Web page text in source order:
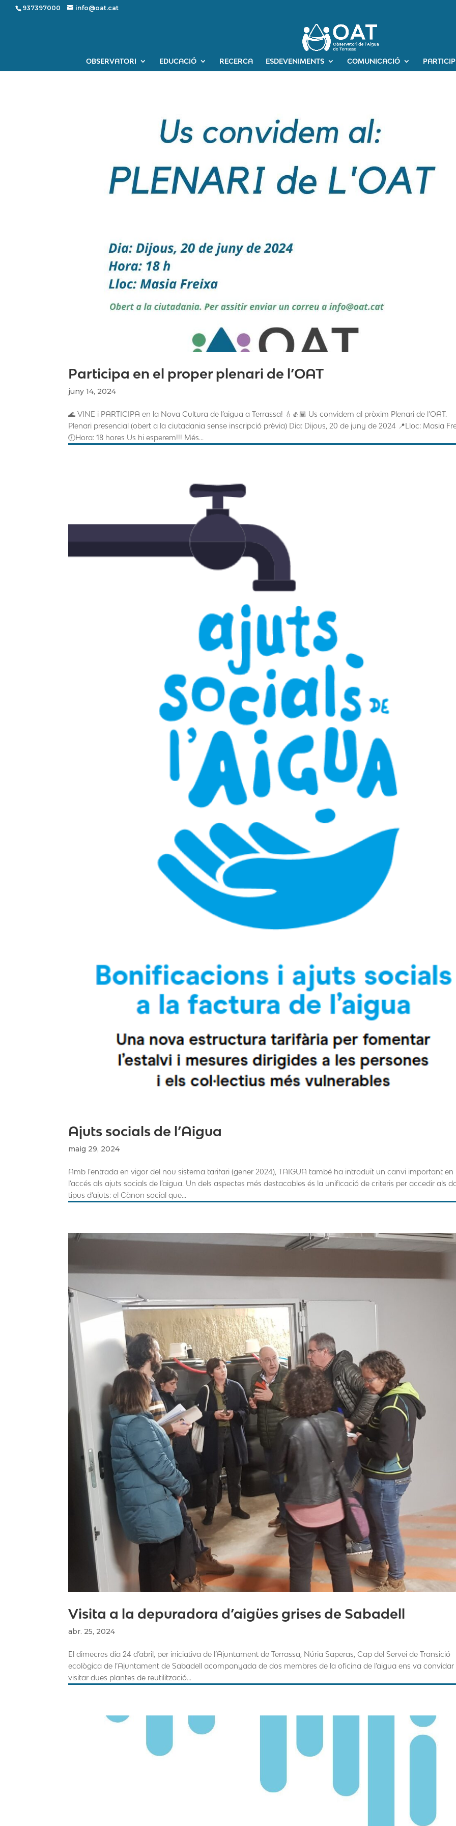
937397000 info@oat.cat
OBSERVATORI EDUCACIÓ RECERCA ESDEVENIMENTS COMUNICACIÓ
Participa en el proper plenari de l’OAT
juny 14, 2024
🌊 VINE i PARTICIPA en la Nova Cultura de l’aigua a Terrassa! 💧👍🏾 Us convidem al pròxim Plenari de l’OAT.
Plenari presencial (obert a la ciutadania sense inscripció prèvia) Dia: Dijous, 20 de juny de 2024 📍Lloc: Masia
🕕Hora: 18 hores Us hi esperem!!! Més...
Ajuts socials de l’Aigua
maig 29, 2024
Amb l’entrada en vigor del nou sistema tarifari (gener 2024), TAIGUA també ha introduït un canvi important en
l’accés als ajuts socials de l’aigua. Un dels aspectes més destacables és la unificació de criteris per accedir als
tipus d’ajuts: el Cànon social que...
Visita a la depuradora d’aigües grises de Sabadell
abr. 25, 2024
El dimecres dia 24 d’abril, per iniciativa de l’Ajuntament de Terrassa, Núria Saperas, Cap del Servei de Transició
ecològica de l’Ajuntament de Sabadell acompanyada de dos membres de la oficina de l’aigua ens va convidar
visitar dues plantes de reutilització...